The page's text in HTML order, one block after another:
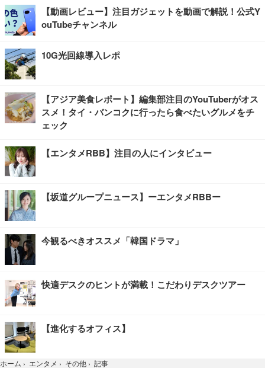
【動画レビュー】注目ガジェットを動画で解説！公式Y
ouTubeチャンネル
10G光回線導入レポ
【アジア美食レポート】編集部注目のYouTuberがオス
スメ！タイ・バンコクに行ったら食べたいグルメをチ
ェック
【エンタメRBB】注目の人にインタビュー
【坂道グループニュース】ーエンタメRBBー
今観るべきオススメ「韓国ドラマ」
快適デスクのヒントが満載！こだわりデスクツアー
【進化するオフィス】
ホーム › エンタメ › その他 › 記事